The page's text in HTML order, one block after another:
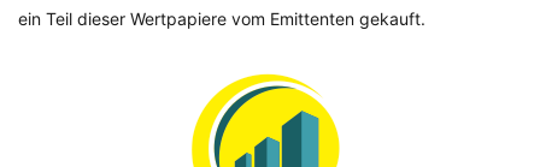
ein Teil dieser Wertpapiere vom Emittenten gekauft.